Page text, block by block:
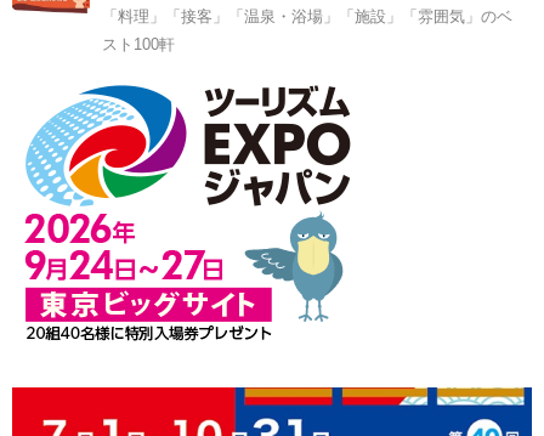
「料理」「接客」「温泉・浴場」「施設」「雰囲気」のベ
スト100軒